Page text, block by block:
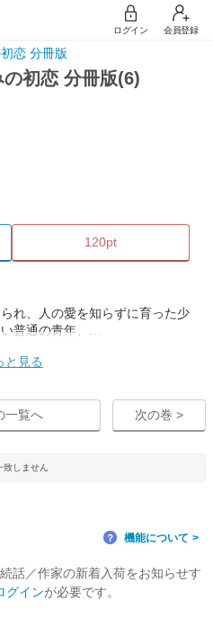
ログイン 会員登録
恋 分冊版
の初恋 分冊版(6)
120pt
れ、人の愛を知らずに育った少
普通の青年、…
と見る
一覧へ 次の巻 >
しません
？ 機能について
話／作家の新着入荷をお知らせす
グインが必要です。